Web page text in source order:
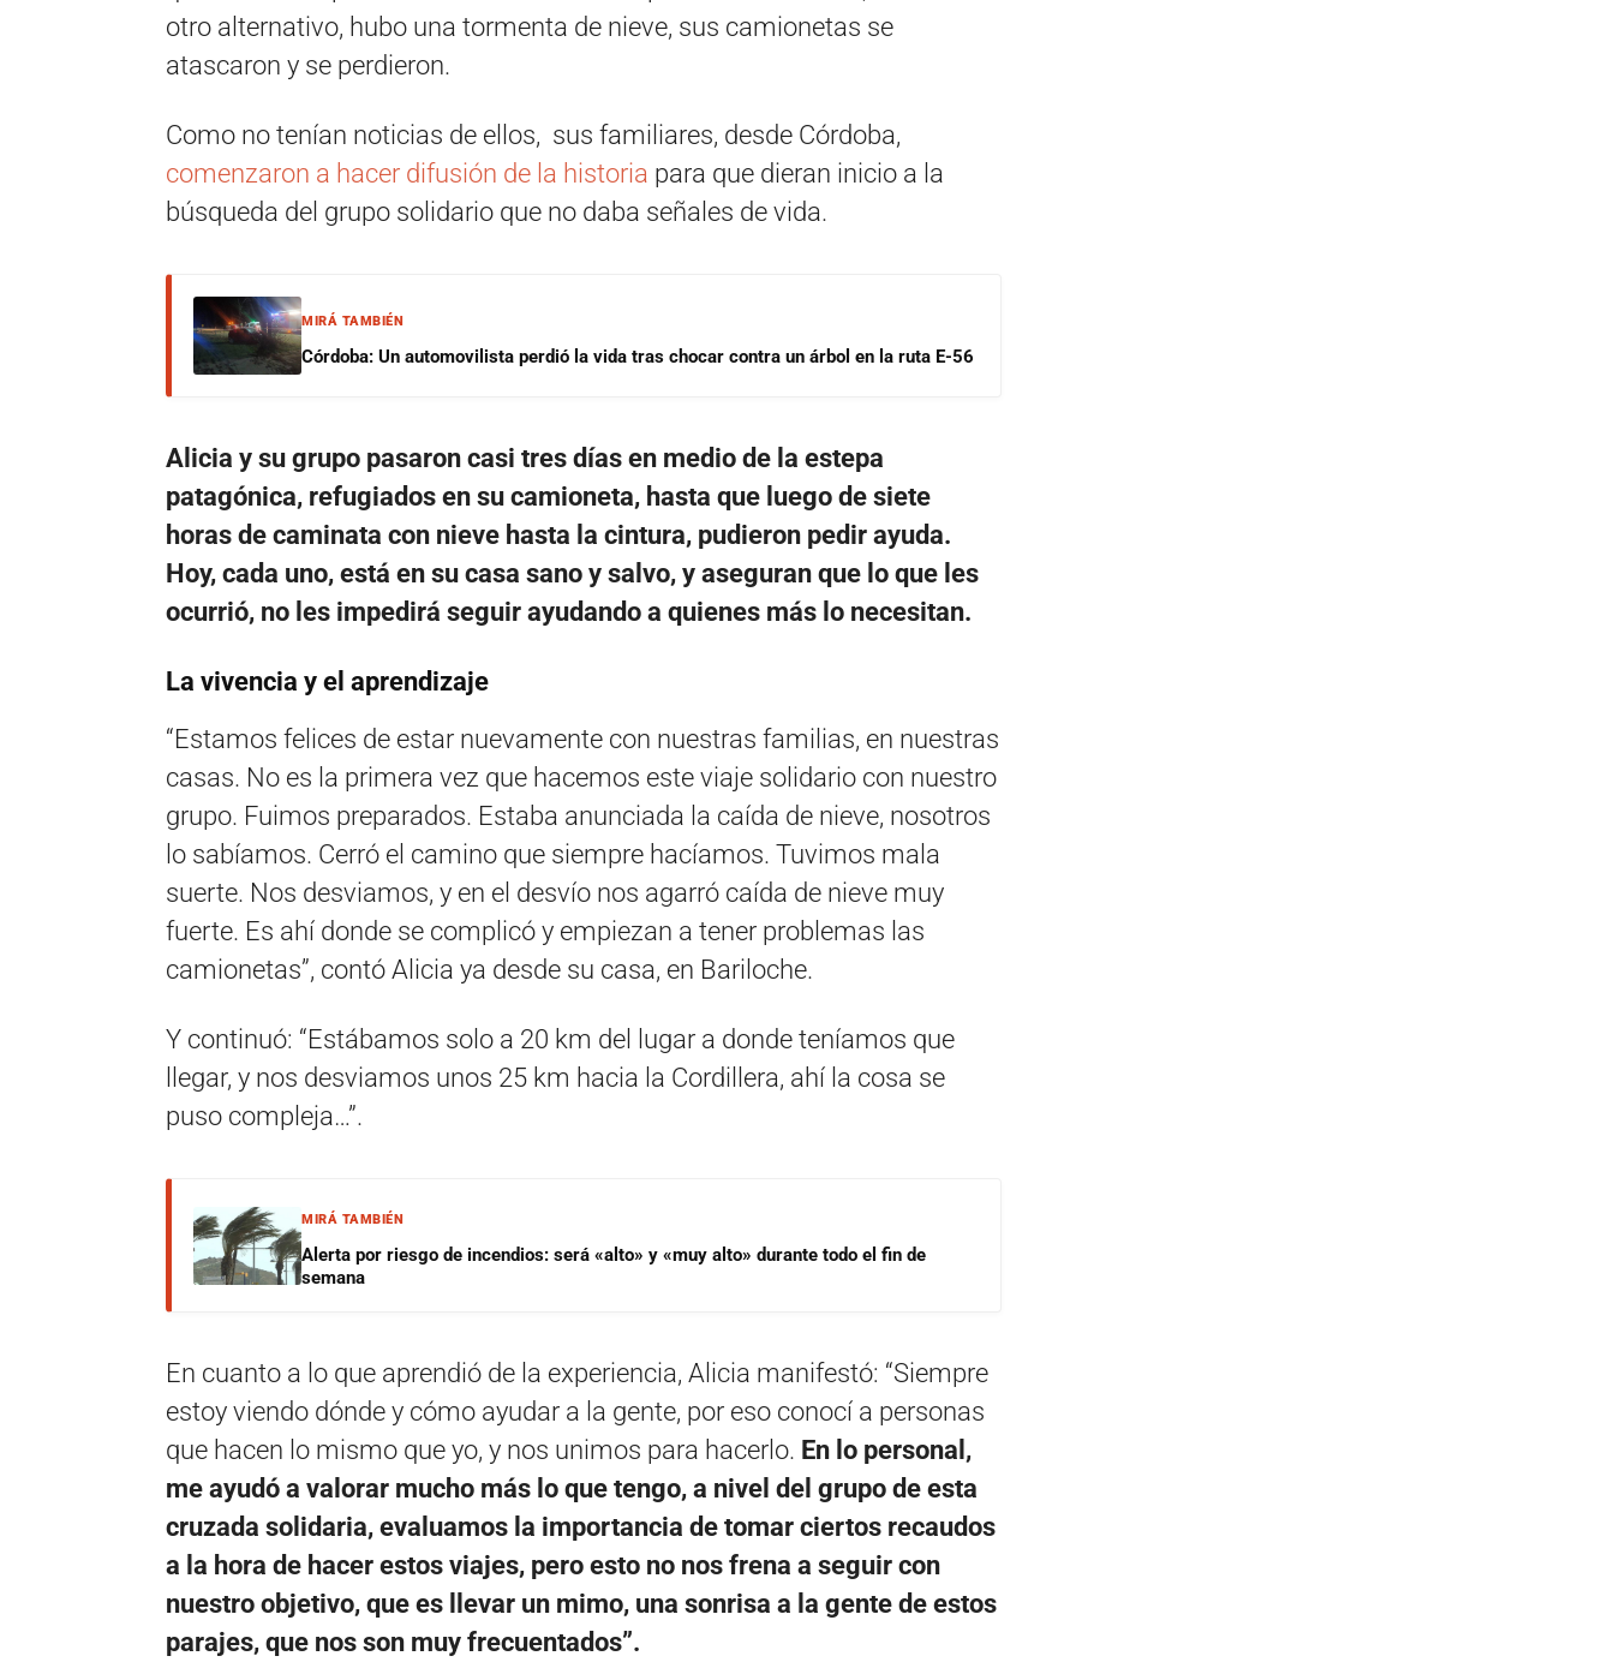
otro alternativo, hubo una tormenta de nieve, sus camionetas se
atascaron y se perdieron.
Como no tenían noticias de ellos, sus familiares, desde Córdoba,
comenzaron a hacer difusión de la historia para que dieran inicio a la
búsqueda del grupo solidario que no daba señales de vida.
MIRÁ TAMBIÉN
Córdoba: Un automovilista perdió la vida tras chocar contra un árbol en la ruta E-56
Alicia y su grupo pasaron casi tres días en medio de la estepa
patagónica, refugiados en su camioneta, hasta que luego de siete
horas de caminata con nieve hasta la cintura, pudieron pedir ayuda.
Hoy, cada uno, está en su casa sano y salvo, y aseguran que lo que les
ocurrió, no les impedirá seguir ayudando a quienes más lo necesitan.
La vivencia y el aprendizaje
“Estamos felices de estar nuevamente con nuestras familias, en nuestras
casas. No es la primera vez que hacemos este viaje solidario con nuestro
grupo. Fuimos preparados. Estaba anunciada la caída de nieve, nosotros
lo sabíamos. Cerró el camino que siempre hacíamos. Tuvimos mala
suerte. Nos desviamos, y en el desvío nos agarró caída de nieve muy
fuerte. Es ahí donde se complicó y empiezan a tener problemas las
camionetas”, contó Alicia ya desde su casa, en Bariloche.
Y continuó: “Estábamos solo a 20 km del lugar a donde teníamos que
llegar, y nos desviamos unos 25 km hacia la Cordillera, ahí la cosa se
puso compleja…”.
MIRÁ TAMBIÉN
Alerta por riesgo de incendios: será «alto» y «muy alto» durante todo el fin de
semana
En cuanto a lo que aprendió de la experiencia, Alicia manifestó: “Siempre
estoy viendo dónde y cómo ayudar a la gente, por eso conocí a personas
que hacen lo mismo que yo, y nos unimos para hacerlo. En lo personal,
me ayudó a valorar mucho más lo que tengo, a nivel del grupo de esta
cruzada solidaria, evaluamos la importancia de tomar ciertos recaudos
a la hora de hacer estos viajes, pero esto no nos frena a seguir con
nuestro objetivo, que es llevar un mimo, una sonrisa a la gente de estos
parajes, que nos son muy frecuentados”.